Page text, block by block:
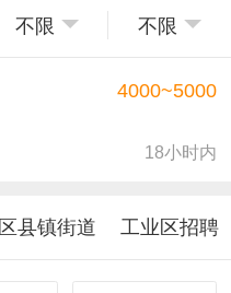
不限 不限
4000~5000
18小时内
区县镇街道 工业区招聘